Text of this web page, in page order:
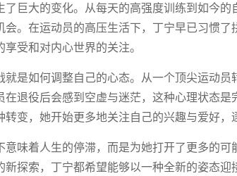
巨大的变化。从每天的高强度训练到如今
。在运动员的高压生活下，丁宁早已习惯
受和对内心世界的关注。
是如何调整自己的心态。从一个顶尖运动
退役后会感到空虚与迷茫，这种心理状态是
变，她开始更多地关注自己的兴趣与爱好，
味着人生的停滞，而是为她打开了更多的可
探索，丁宁都希望能够以一种全新的姿态迎